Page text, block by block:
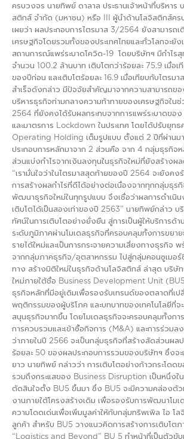
ครบวงจร นายทิพย์ ดาลาล ประธานเจ้าหน้าที่บริหาร
สติกส์ จำกัด (มหาชน) หรือ III ผู้นำด้านโลจิสติกส์คร
เผยว่า ผลประกอบการไตรมาส 3/2564 ยังสามารถเ
เศรษฐกิจโดยรวมทั้งของประเทศไทยและทั่วโลกจะยั
สถานการณ์แพร่ระบาดโควิด-19 โดยบริษัทฯ มีกำไร
จำนวน 100.2 ล้านบาท เติบโตกว่าร้อยละ 75.9 เมื่อ
ของปีก่อน และเติบโตร้อยละ 16.9 เมื่อเทียบกับไตรม
สำเร็จดังกล่าว มีปัจจัยสำคัญมาจากความสามารถขอ
บริหารธุรกิจท่ามกลางความท้าทายของเศรษฐกิจใน
2564 ที่ยังคงได้รับผลกระทบจากการแพร่ระบาดของ
และมาตรการ Lockdown ในประเทศ โดยได้ปรับยุทธ
Operating Holding เต็มรูปแบบ ตั้งแต่ 2 ปีที่ผ่านม
ประกอบการหลักมาจาก 2 ส่วนคือ จาก 4 กลุ่มธุรกิจห
ส่วนแบ่งกำไรจากเงินลงทุนในธุรกิจใหม่ที่ยังสร้างผ
“เรามั่นใจว่าในไตรมาสสุดท้ายของปี 2564 จะยังคง
การสร้างผลกำไรที่ดีได้อย่างต่อเนื่องจากทุกกลุ่มธุรกิ
พัฒนาธุรกิจใหม่ในทุกรูปแบบ จึงเชื่อว่าผลการดำเนิน
เติบโตได้เป็นสองเท่าของปี 2563” นายทิพย์กล่าว บ
ทัศน์ในการเติบโตอย่างยั่งยืน สู่การเป็นผู้ให้บริการด้า
ระดับภูมิภาคผ่านโมเดลธุรกิจที่ครอบคลุมทั้งการขยา
รายได้ใหม่และเป็นการกระจายความเสี่ยงทางธุรกิจ
จากกลุ่มภาคธุรกิจ/อุตสาหกรรม ไปสู่กลุ่มคอนซูเมอร์
ทาง สร้างมิติใหม่ในธุรกิจด้านโลจิสติกส์ ล่าสุด บริษั
ใหม่ภายใต้ชื่อ Business Development Unit
ธุรกิจหลักที่มีอยู่เดิมเพื่อรองรับเทรนด์ของตลาดที่เป
พฤติกรรมของผู้บริโภค และบทบาทของเทคโนโลยีที่จะ
สนุนธุรกิจมากขึ้น โดยโมเดลธุรกิจจะครอบคลุมทั้งก
การควบรวมและเข้าซื้อกิจการ (M&A) และการร่วมล
ว่าภายในปี 2566 จะเป็นกลุ่มธุรกิจที่สร้างสัดส่วนผลป
ร้อยละ 50 ของผลประกอบการรวมของบริษัทฯ ซึ่งจะ
ยาว นายทิพย์ กล่าวว่า การเติบโตอย่างก้าวกระโดด
รวมถึงกระแสของ Business Disruption เป็นหนึ่งใ
ตัดสินใจตั้ง BU5 ขึ้นมา ซึ่ง BU5 จะมีความคล่องตัว
งานภายใต้โครงสร้างเดิม เพื่อรองรับการพัฒนาโมเ
ความโดดเด่นเพื่อเพิ่มมูลค่าให้กับกลุ่มทริพเพิล ไอ โ
ลูกค้า สำหรับ BU5 วางแนวคิดการสร้างการเติบโตภ
“Logistics and Beyond” BU 5 ทำหน้าที่เป็นตัวขับ